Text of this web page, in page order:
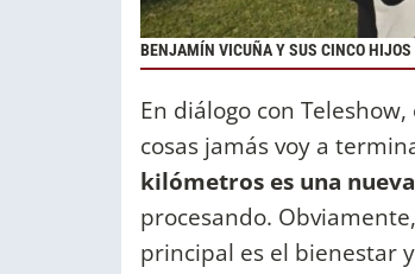
BENJAMÍN VICUÑA Y SUS CINCO HIJOS
En diálogo con
cosas jamás voy a
kilómetros es una
procesando.
principal es el bienestar